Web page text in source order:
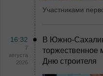
Участниками
16:32
7
августа
2026
В Южно-
торжественное
Дню строителя